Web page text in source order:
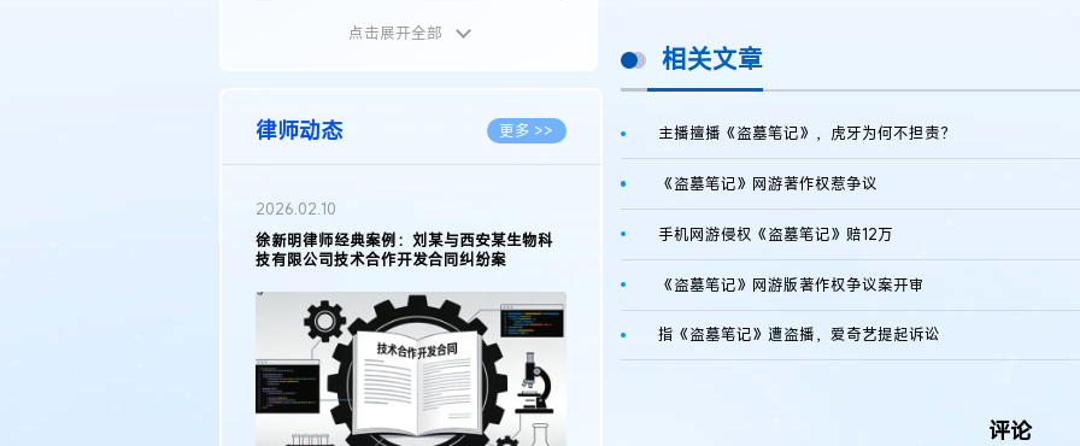
植物新品种
地理标志 更多 >>
集成电路布图设计
传统文化 更多 >>
点击展开全部
律师动态 更多 >>
2026.02.10
徐新明律师经典案例：刘某与西安某生物科
技有限公司技术合作开发合同纠纷案
相关文章
主播擅播《盗墓笔记》，虎牙为何不担责？
《盗墓笔记》网游著作权惹争议
手机网游侵权《盗墓笔记》赔12万
《盗墓笔记》网游版著作权争议案开审
指《盗墓笔记》遭盗播，爱奇艺提起诉讼
评论